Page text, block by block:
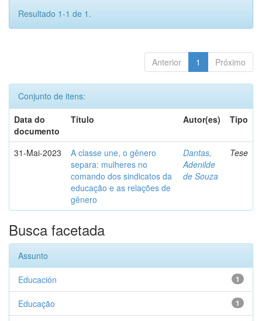
Resultado 1-1 de 1.
Anterior 1 Próximo
Conjunto de itens:
Data do
documento
Título Autor(es) Tipo
31-Mai-2023
A classe une, o gênero
separa: mulheres no
comando dos sindicatos da
educação e as relações de
gênero
Dantas,
Adenilde
de Souza
Tese
Busca facetada
Assunto
1
Educación
1
Educação